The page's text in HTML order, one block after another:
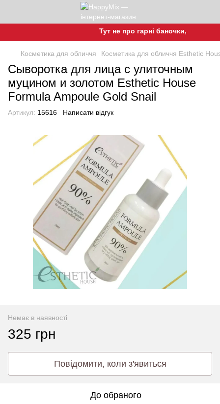
Тут не про гарні баночки, а про
Косметика для обличчя Косметика для обличчя Esthetic
Сыворотка для лица с улиточным
муцином и золотом Esthetic House
Formula Ampoule Gold Snail
Артикул: 15616 Написати відгук
Немає в наявності
325 грн
Повідомити, коли з'явиться
До обраного